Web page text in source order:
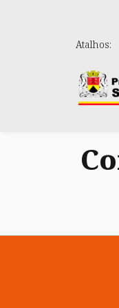
Atalhos: